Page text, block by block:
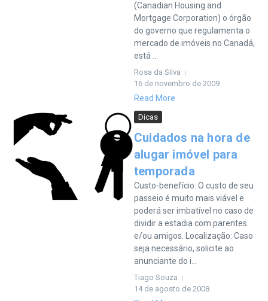
(Canadian Housing and
Mortgage Corporation) o órgão
do governo que regulamenta o
mercado de imóveis no Canadá,
está ...
Rosa da Silva
16 de novembro de 2009
Read More
Dicas
Cuidados na hora de
alugar imóvel para
temporada
Custo-benefício: O custo de seu
passeio é muito mais viável e
poderá ser imbatível no caso de
dividir a estadia com parentes
e/ou amigos. Localização: Caso
seja necessário, solicite ao
anunciante do i...
Tiago Souza
14 de agosto de 2008